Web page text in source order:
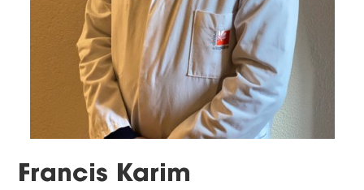
Francis Karim